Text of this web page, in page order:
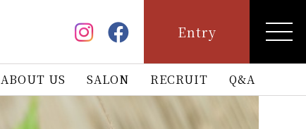
Entry
ABOUT US SALON RECRUIT Q&A